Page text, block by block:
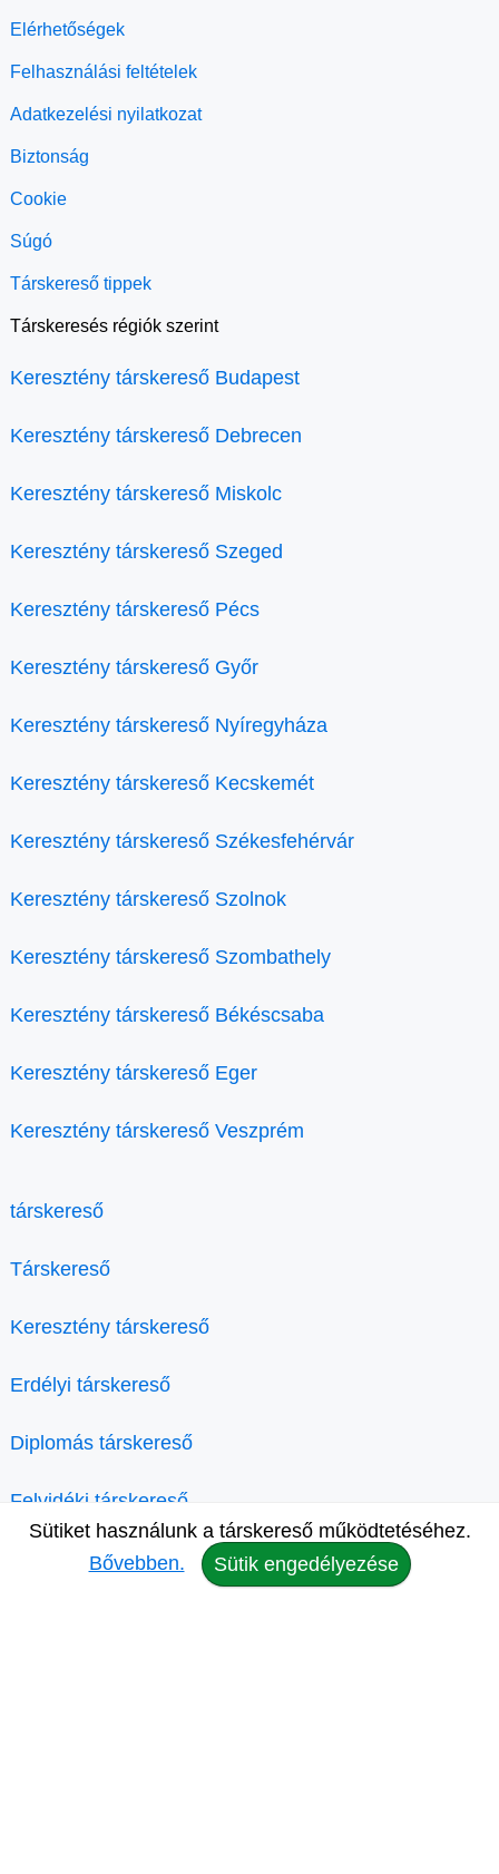
Elérhetőségek
Felhasználási feltételek
Adatkezelési nyilatkozat
Biztonság
Cookie
Súgó
Társkereső tippek
Társkeresés régiók szerint
Keresztény társkereső Budapest
Keresztény társkereső Debrecen
Keresztény társkereső Miskolc
Keresztény társkereső Szeged
Keresztény társkereső Pécs
Keresztény társkereső Győr
Keresztény társkereső Nyíregyháza
Keresztény társkereső Kecskemét
Keresztény társkereső Székesfehérvár
Keresztény társkereső Szolnok
Keresztény társkereső Szombathely
Keresztény társkereső Békéscsaba
Keresztény társkereső Eger
Keresztény társkereső Veszprém
társkereső
Társkereső
Keresztény társkereső
Erdélyi társkereső
Diplomás társkereső
Felvidéki társkereső
Kárpátaljai társkereső
Sütiket használunk a társkereső működtetéséhez.
Bővebben.
Sütik engedélyezése